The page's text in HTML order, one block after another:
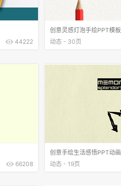
44222
创意灵感灯泡手绘PPT模板
动态 - 30页
66208
创意手绘生活感悟PPT动画
动态 - 19页